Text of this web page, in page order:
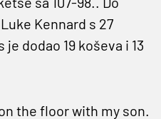
Kennard s 27
dodao 19 koševa i 13
the floor with my son.